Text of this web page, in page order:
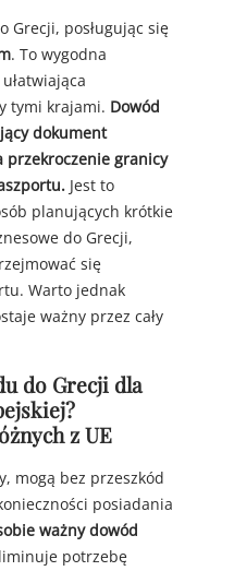
Grecji, posługując się
. To wygodna
tymi krajami. Dowód
dokument
przekroczenie granicy
Jest to
planujących krótkie
do Grecji,
się
Warto jednak
ważny przez cały
do Grecji dla
z UE
mogą bez przeszkód
posiadania
ważny dowód
potrzebę